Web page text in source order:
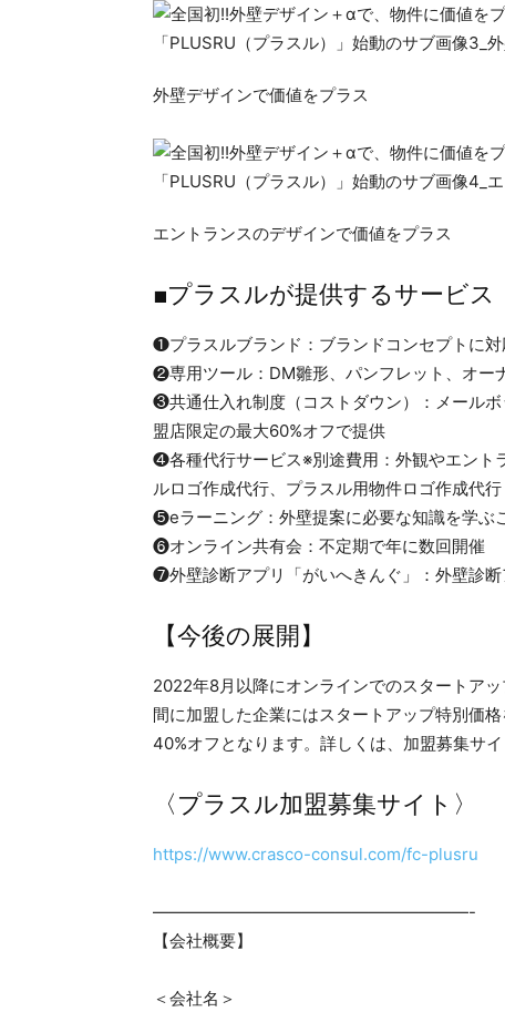
外壁デザインで価値をプラス
エントランスのデザインで価値をプラス
■プラスルが提供するサービス
❶プラスルブランド：ブランドコンセプトに
❷専用ツール：DM雛形、パンフレット、オー
❸共通仕入れ制度（コストダウン）：メール
盟店限定の最大60%オフで提供
❹各種代行サービス※別途費用：外観やエント
ルロゴ作成代行、プラスル用物件ロゴ作成代行
❺eラーニング：外壁提案に必要な知識を学ぶ
❻オンライン共有会：不定期で年に数回開催
❼外壁診断アプリ「がいへきんぐ」：外壁診断
【今後の展開】
2022年8月以降にオンラインでのスタートア
間に加盟した企業にはスタートアップ特別価
40%オフとなります。詳しくは、加盟募集サイ
〈プラスル加盟募集サイト〉
https://www.crasco-consul.com/fc-plusru
———————————————————-
【会社概要】
＜会社名＞